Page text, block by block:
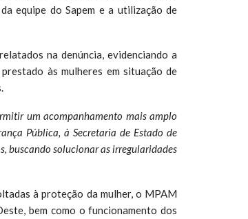
equipe do Sapem e a utilização de
na denúncia, evidenciando a
às mulheres em situação de
um acompanhamento mais amplo
Pública, à Secretaria de Estado de
buscando solucionar as irregularidades
à proteção da mulher, o MPAM
bem como o funcionamento dos